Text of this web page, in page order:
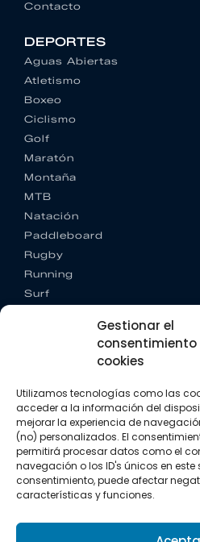
Gestionar el
consentimiento
cookies
Utilizamos tecnologías como las
acceder a la información del
mejorar la experiencia de
(no) personalizados. El
permitirá procesar datos como el
navegación o los ID's únicos en este
consentimiento, puede afectar
características y funciones.
Contacto
DEPORTES
Aguas Abiertas
Atletismo
Boxeo
Ciclismo
Golf
Maratón
Montaña
MTB
Natación
Paddleboard
Rugby
Running
Surf
CONTACTO
+34 662 342 177
info@vkssport.com
SÍGUENOS